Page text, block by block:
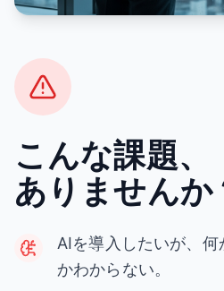
こんな課題、
ありませんか
AIを導入したいが、
かわからない。